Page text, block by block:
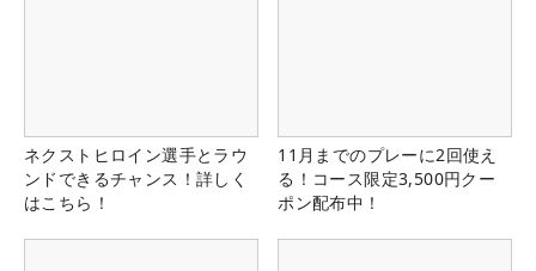
ネクストヒロイン選手とラウ
ンドできるチャンス！詳しく
はこちら！
11月までのプレーに2回使え
る！コース限定3,500円クー
ポン配布中！